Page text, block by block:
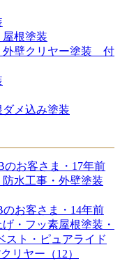
根塗装
壁クリヤー塗装 付
メ込み塗装
のお客さま・17年前
水工事・外壁塗装
のお客さま・14年前
・フッ素屋根塗装・
スト・ピュアライド
リヤー（12）